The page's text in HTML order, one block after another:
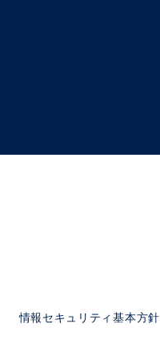
情報セキュリティ基本方針